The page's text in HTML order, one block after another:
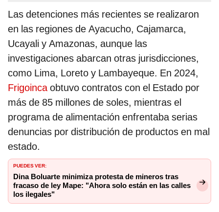
Las detenciones más recientes se realizaron
en las regiones de Ayacucho, Cajamarca,
Ucayali y Amazonas, aunque las
investigaciones abarcan otras jurisdicciones,
como Lima, Loreto y Lambayeque. En 2024,
Frigoincaobtuvo contratos con el Estado por
más de 85 millones de soles, mientras el
programa de alimentación enfrentaba serias
denuncias por distribución de productos en mal
estado.
PUEDES VER:
Dina Boluarte minimiza protesta de mineros tras
fracaso de ley Mape: "Ahora solo están en las calles
los ilegales"